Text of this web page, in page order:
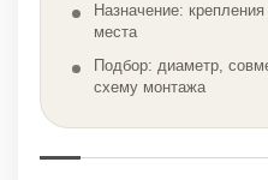
Назначение:
места
Подбор: диаметр,
схему монтажа